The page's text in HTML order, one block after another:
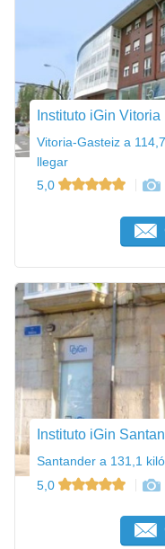
Instituto iGin Vitoria
Vitoria-Gasteiz a
llegar
5,0
Instituto iGin
Santander a 131,1
5,0